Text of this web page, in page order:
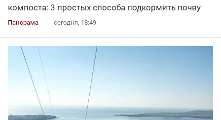
компоста: 3 простых способа подкормить почву
Панорама сегодня, 18:49